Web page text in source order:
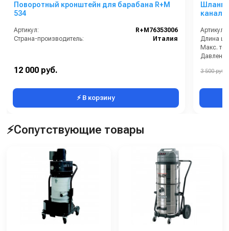
Поворотный кронштейн для барабана R+M
534
Артикул:
R+M76353006
Страна-производитель:
Италия
12 000 руб.
⚡ В корзину
Шланг
Артикул:
Длина
3 500 руб.
⚡Сопутствующие товары